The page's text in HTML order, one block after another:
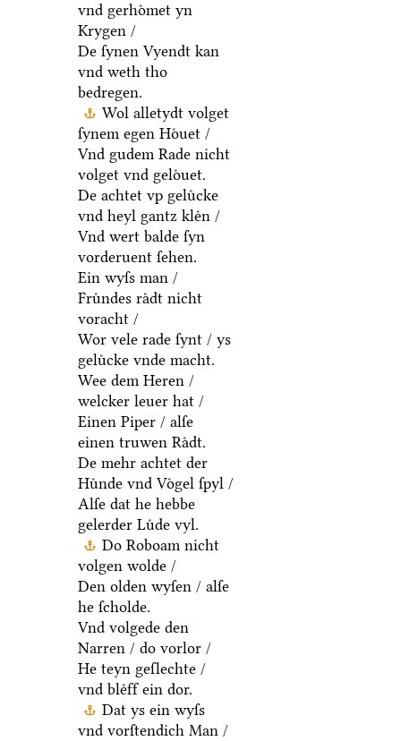
vnd gerhoͤmet yn
Krygen /
De ſynen Vyendt kan
vnd weth tho
bedregen.
Wol alletydt volget
ſynem egen Hoͤuet /
Vnd gudem Rade nicht
volget vnd geloͤuet.
De achtet vp geluͤcke
vnd heyl gantz kleͤn /
Vnd wert balde ſyn
vorderuent ſehen.
Ein wyſs man /
Fruͤndes raͤdt nicht
voracht /
Wor vele rade ſynt / ys
geluͤcke vnde macht.
Wee dem Heren /
welcker leuer hat /
Einen Piper / alſe
einen truwen Raͤdt.
De mehr achtet der
Huͤnde vnd Voͤgel ſpyl /
Alſe dat he hebbe
gelerder Luͤde vyl.
Do Roboam nicht
volgen wolde /
Den olden wyſen / alſe
he ſcholde.
Vnd volgede den
Narren / do vorlor /
He teyn geſlechte /
vnd bleͤff ein dor.
Dat ys ein wyſs
vnd vorſtendich Man /